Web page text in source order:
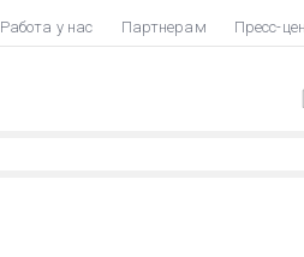
Работа у нас Партнерам Пресс-